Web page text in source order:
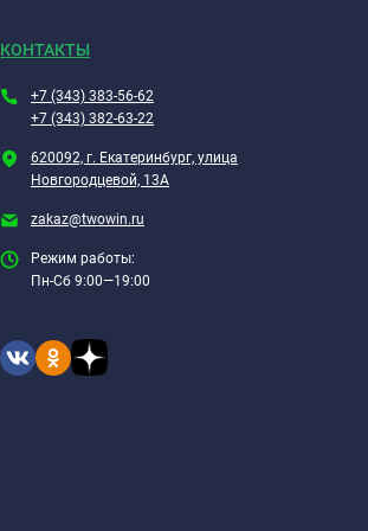
КОНТАКТЫ
+7 (343) 383-56-62
+7 (343) 382-63-22
620092, г. Екатеринбург, улица
Новгородцевой, 13А
zakaz@twowin.ru
Режим работы:
Пн-Сб 9:00—19:00